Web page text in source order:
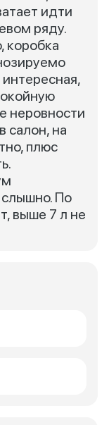
идти
ряду.
коробка
неровности
салон, на
плюс
По
выше 7 л не